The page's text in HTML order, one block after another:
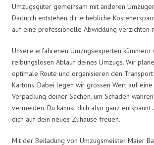
Umzugsgüter gemeinsam mit anderen
Dadurch entstehen dir erhebliche
auf eine professionelle Abwicklung verzichten
Unsere erfahrenen Umzugsexperten kümmern
reibungslosen Ablauf deines Umzugs. Wir
optimale Route und organisieren den
Kartons. Dabei legen wir grossen Wert auf eine
Verpackung deiner Sachen, um Schäden
vermeiden. Du kannst dich also ganz entspannt
dich auf dein neues Zuhause freuen.
Mit der Beiladung von Umzugsmeister Maier